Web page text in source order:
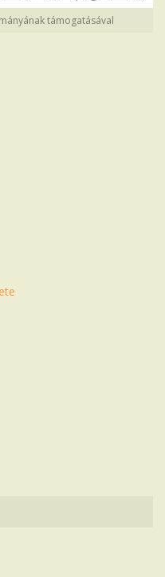
támogatásával